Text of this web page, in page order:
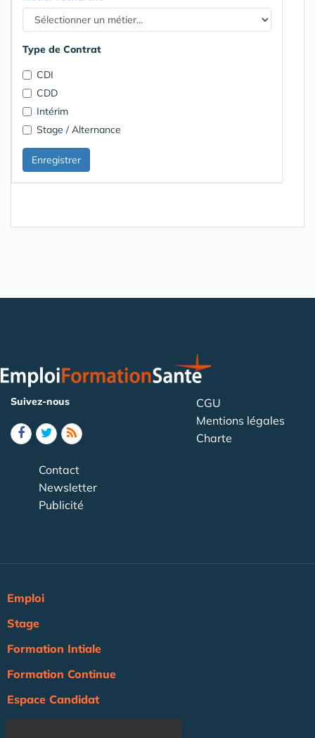
Type de Contrat
CDI
CDD
Intérim
Stage / Alternance
Suivez-nous
CGU
Mentions légales
Charte
Contact
Newsletter
Publicité
Emploi
Stage
Formation Intiale
Formation Continue
Espace Candidat